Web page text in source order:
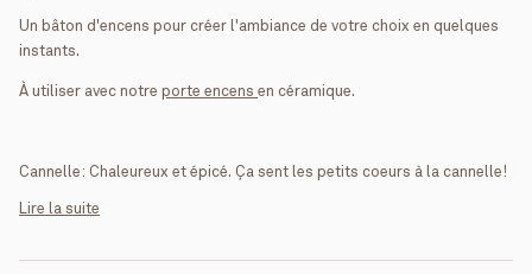
Un bâton d'encens pour créer l'ambiance de votre choix en quelques
instants.
À utiliser avec notre porte encens en céramique.
Cannelle: Chaleureux et épicé. Ça sent les petits coeurs à la cannelle!
Lire la suite